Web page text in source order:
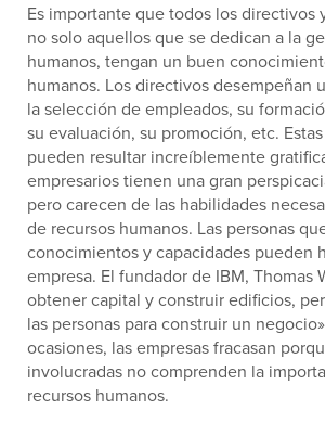
Es importante que todos los directivos
no solo aquellos que se dedican a la
humanos, tengan un buen
humanos. Los directivos desempeñan
la selección de empleados, su
su evaluación, su promoción, etc.
pueden resultar increíblemente
empresarios tienen una gran
pero carecen de las habilidades
de recursos humanos. Las personas
conocimientos y capacidades pueden
empresa. El fundador de IBM, Thomas
obtener capital y construir edificios,
las personas para construir un
ocasiones, las empresas fracasan
involucradas no comprenden la
recursos humanos.